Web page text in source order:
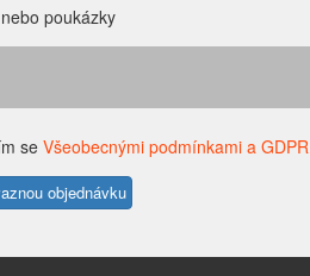
poukázky
seVšeobecnými podmínkami a GDPR